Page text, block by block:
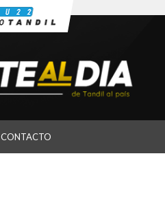
CONTACTO